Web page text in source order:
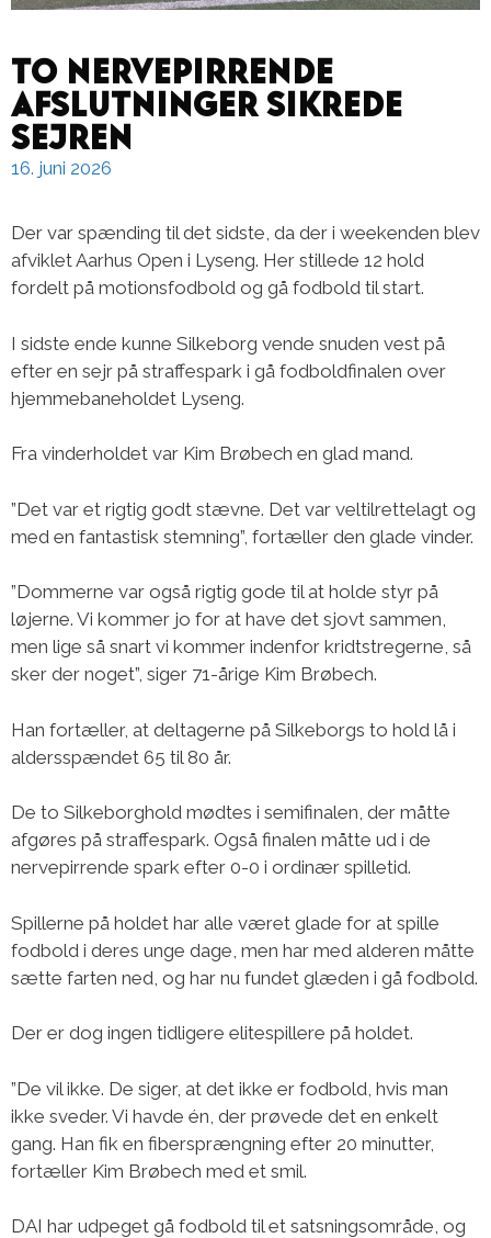
To nervepirrende
afslutninger sikrede
sejren
16. juni 2026
Der var spænding til det sidste, da der i weekenden blev
afviklet Aarhus Open i Lyseng. Her stillede 12 hold
fordelt på motionsfodbold og gå fodbold til start.
I sidste ende kunne Silkeborg vende snuden vest på
efter en sejr på straffespark i gå fodboldfinalen over
hjemmebaneholdet Lyseng.
Fra vinderholdet var Kim Brøbech en glad mand.
”Det var et rigtig godt stævne. Det var veltilrettelagt og
med en fantastisk stemning”, fortæller den glade vinder.
”Dommerne var også rigtig gode til at holde styr på
løjerne. Vi kommer jo for at have det sjovt sammen,
men lige så snart vi kommer indenfor kridtstregerne, så
sker der noget”, siger 71-årige Kim Brøbech.
Han fortæller, at deltagerne på Silkeborgs to hold lå i
aldersspændet 65 til 80 år.
De to Silkeborghold mødtes i semifinalen, der måtte
afgøres på straffespark. Også finalen måtte ud i de
nervepirrende spark efter 0-0 i ordinær spilletid.
Spillerne på holdet har alle været glade for at spille
fodbold i deres unge dage, men har med alderen måtte
sætte farten ned, og har nu fundet glæden i gå fodbold.
Der er dog ingen tidligere elitespillere på holdet.
”De vil ikke. De siger, at det ikke er fodbold, hvis man
ikke sveder. Vi havde én, der prøvede det en enkelt
gang. Han fik en fibersprængning efter 20 minutter,
fortæller Kim Brøbech med et smil.
DAI har udpeget gå fodbold til et satsningsområde, og